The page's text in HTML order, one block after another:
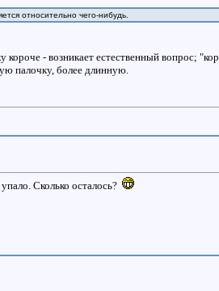
относительно чего-нибудь.
короче - возникает естественный вопрос;
палочку, более длинную.
Сколько осталось?